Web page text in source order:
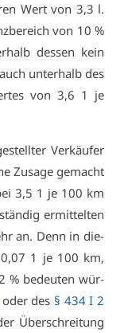
Wert von 3,3 l.
von 10 %
des­sen kein
un­ter­halb des
von 3,6 1 je
Ver­käu­fer
Zu­sa­ge ge­macht
3,5 1 je 100 km
er­mit­tel­ten
an. Denn in die­
1 je 100 km,
% be­deu­ten wür­
oder des § 434 I 2
Über­schrei­tung